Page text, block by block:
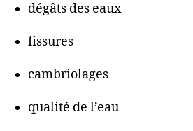
dégâts des eaux
fissures
cambriolages
qualité de l’eau